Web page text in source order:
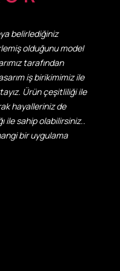
belirlediğiniz
olduğunu model
tarafından
iş birikimimiz ile
Ürün çeşitliliği ile
hayalleriniz de
ile sahip olabilirsiniz..
bir uygulama